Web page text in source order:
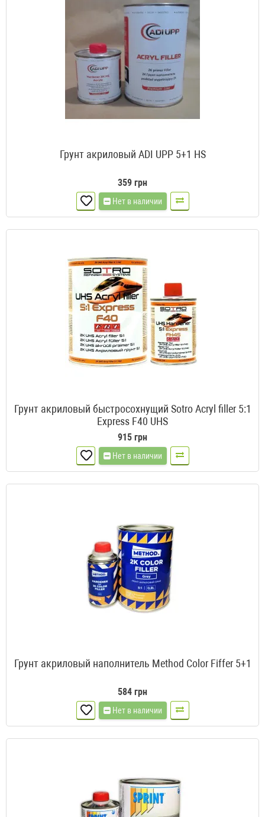
Грунт акриловый ADI UPP 5+1 HS
359 грн
Нет в наличии
Грунт акриловый быстросохнущий Sotro Acryl filler 5:1
Express F40 UHS
915 грн
Нет в наличии
Грунт акриловый наполнитель Method Color Fiffer 5+1
584 грн
Нет в наличии